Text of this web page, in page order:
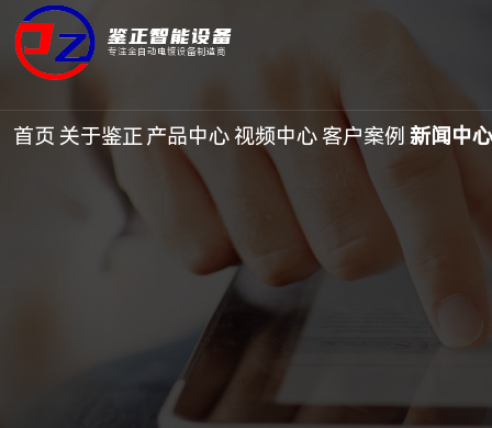
鉴正智能设备
专注全自动电镀设备制造商
首页 关于鉴正产品中心视频中心客户案例 新闻中心